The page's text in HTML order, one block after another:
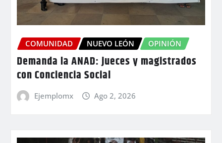
COMUNIDAD NUEVO LEÓN OPINIÓN
Demanda la ANAD: jueces y magistrados
con Conciencia Social
Ejemplomx Ago 2, 2026